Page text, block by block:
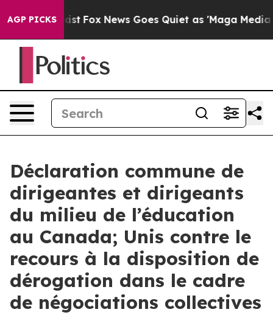
AGP PICKS
Exist Fox News Goes Quiet as 'Maga Media
Déclaration commune de
dirigeantes et dirigeants
du milieu de l’éducation
au Canada; Unis contre le
recours à la disposition de
dérogation dans le cadre
de négociations collectives